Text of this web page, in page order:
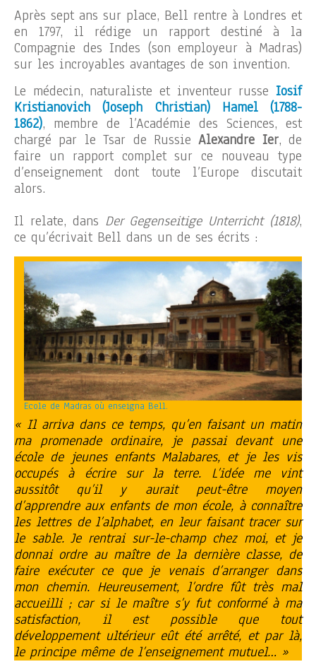
Après sept ans sur place, Bell rentre à Londres et
en 1797, il rédige un rapport destiné à la
Compagnie des Indes (son employeur à Madras)
sur les incroyables avantages de son invention.
Le médecin, naturaliste et inventeur russe Iosif
Kristianovich (Joseph Christian) Hamel (1788-
1862), membre de l’Académie des Sciences, est
chargé par le Tsar de RussieAlexandre Ier, de
faire un rapport complet sur ce nouveau type
d’enseignement dont toute l’Europe discutait
alors.
Il relate, dans Der Gegenseitige Unterricht (1818),
ce qu’écrivait Bell dans un de ses écrits :
Ecole de Madras où enseigna Bell.
« Il arriva dans ce temps, qu’en faisant un matin
ma promenade ordinaire, je passai devant une
école de jeunes enfants Malabares, et je les vis
occupés à écrire sur la terre. L’idée me vint
aussitôt qu’il y aurait peut-être moyen
d’apprendre aux enfants de mon école, à connaître
les lettres de l’alphabet, en leur faisant tracer sur
le sable. Je rentrai sur-le-champ chez moi, et je
donnai ordre au maître de la dernière classe, de
faire exécuter ce que je venais d’arranger dans
mon chemin. Heureusement, l’ordre fût très mal
accueilli ; car si le maître s’y fut conformé à ma
satisfaction, il est possible que tout
développement ultérieur eût été arrêté, et par là,
le principe même de l’enseignement mutuel… »